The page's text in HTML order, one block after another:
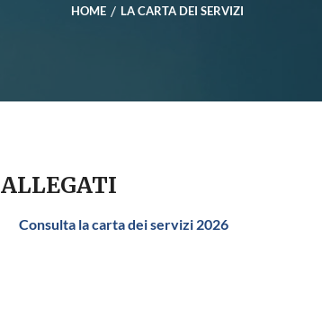
HOME LA CARTA DEI SERVIZI
ALLEGATI
Consulta la carta dei servizi 2026